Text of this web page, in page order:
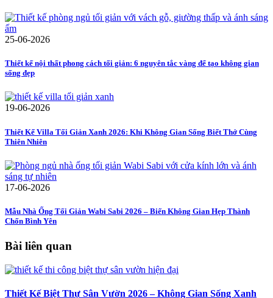
25-06-2026
Thiết kế nội thất phong cách tối giản: 6 nguyên tắc vàng để tạo không gian
sống đẹp
19-06-2026
Thiết Kế Villa Tối Giản Xanh 2026: Khi Không Gian Sống Biết Thở Cùng
Thiên Nhiên
17-06-2026
Mẫu Nhà Ống Tối Giản Wabi Sabi 2026 – Biến Không Gian Hẹp Thành
Chốn Bình Yên
Bài liên quan
Thiết Kế Biệt Thự Sân Vườn 2026 – Không Gian Sống Xanh